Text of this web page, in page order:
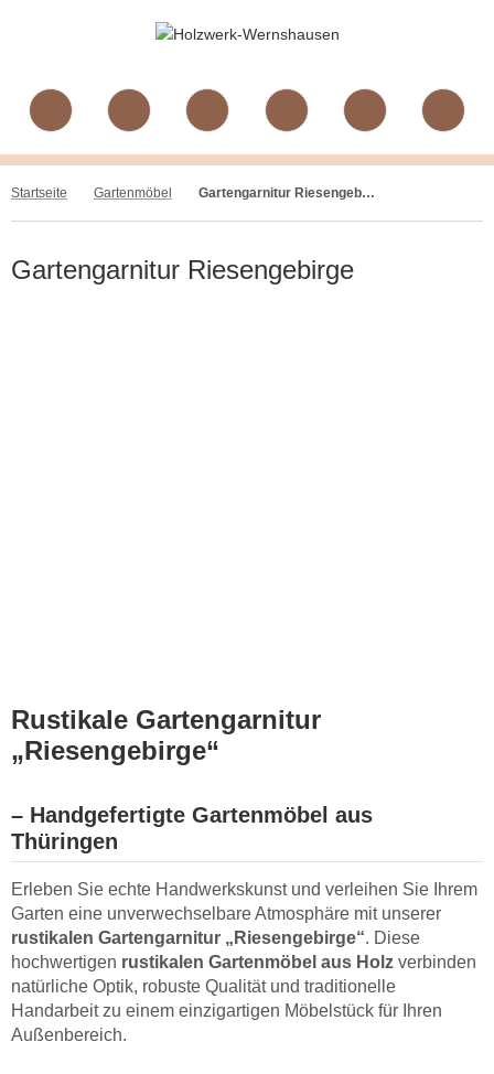
Startseite Gartenmöbel Gartengarnitur Riesengebirge
Gartengarnitur Riesengebirge
Rustikale Gartengarnitur
„Riesengebirge“
– Handgefertigte Gartenmöbel aus
Thüringen
Erleben Sie echte Handwerkskunst und verleihen Sie Ihrem
Garten eine unverwechselbare Atmosphäre mit unserer
rustikalen Gartengarnitur „Riesengebirge“. Diese
hochwertigen rustikalen Gartenmöbel aus Holz verbinden
natürliche Optik, robuste Qualität und traditionelle
Handarbeit zu einem einzigartigen Möbelstück für Ihren
Außenbereich.